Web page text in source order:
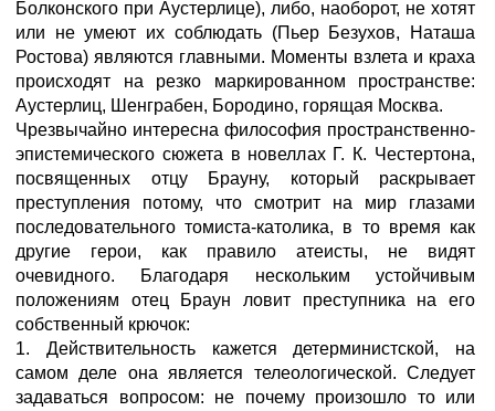
Болконского при Аустерлице), либо, наоборот, не хотят
или не умеют их соблюдать (Пьер Безухов, Наташа
Ростова) являются главными. Моменты взлета и краха
происходят на резко маркированном пространстве:
Аустерлиц, Шенграбен, Бородино, горящая Москва.
Чрезвычайно интересна философия пространственно-
эпистемического сюжета в новеллах Г. К. Честертона,
посвященных отцу Брауну, который раскрывает
преступления потому, что смотрит на мир глазами
последовательного томиста-католика, в то время как
другие герои, как правило атеисты, не видят
очевидного. Благодаря нескольким устойчивым
положениям отец Браун ловит преступника на его
собственный крючок:
1. Действительность кажется детерминистской, на
самом деле она является телеологической. Следует
задаваться вопросом: не почему произошло то или